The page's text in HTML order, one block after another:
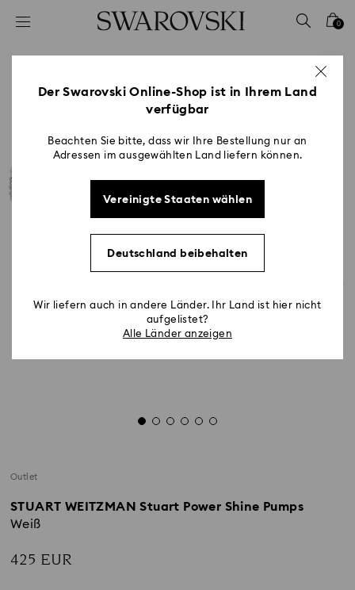
Liste Tastaturkürzel
2 - Footer
0
Outlet
STUART WEITZMAN Stuart Power Shine Pumps
Weiß
425 EUR
Der Swarovski Online-Shop ist in Ihrem Land
verfügbar
Beachten Sie bitte, dass wir Ihre Bestellung nur an
Adressen im ausgewählten Land liefern können.
Vereinigte Staaten wählen
Deutschland beibehalten
Wir liefern auch in andere Länder. Ihr Land ist hier nicht
aufgelistet?
Alle Länder anzeigen